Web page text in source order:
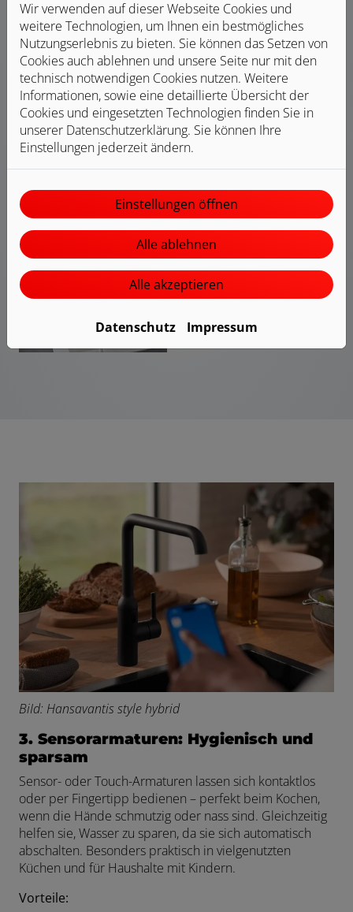
Wasser direkt aus dem Hahn
Bequem und hygienisch – kein Umfüllen von
Wasser notwendig
Für wen sinnvoll?
Für Haushalte, die viel Wasser trinken, Wert auf gute
Wasserqualität legen oder empfindliche Geräte (z. B.
Kaffeemaschine) schützen wollen.
BiId: Hansavantis style hybrid
3. Sensorarmaturen: Hygienisch und
sparsam
Sensor- oder Touch-Armaturen lassen sich kontaktlos
oder per Fingertipp bedienen – perfekt beim Kochen,
wenn die Hände schmutzig oder nass sind. Gleichzeitig
helfen sie, Wasser zu sparen, da sie sich automatisch
abschalten. Besonders praktisch in vielgenutzten
Küchen und für Haushalte mit Kindern.
Vorteile:
Wir verwenden auf dieser Webseite Cookies und
weitere Technologien, um Ihnen ein bestmögliches
Nutzungserlebnis zu bieten. Sie können das Setzen von
Cookies auch ablehnen und unsere Seite nur mit den
technisch notwendigen Cookies nutzen. Weitere
Informationen, sowie eine detaillierte Übersicht der
Cookies und eingesetzten Technologien finden Sie in
unserer Datenschutzerklärung. Sie können Ihre
Einstellungen jederzeit ändern.
Einstellungen öffnen
Alle ablehnen
Alle akzeptieren
Datenschutz Impressum